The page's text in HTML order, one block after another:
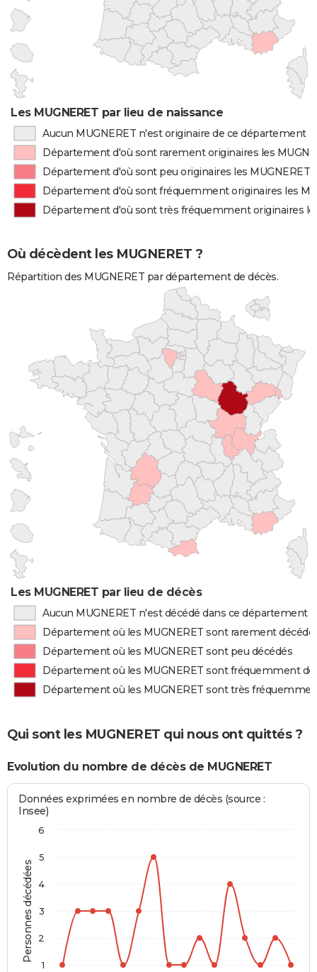
Les MUGNERET par lieu de naissance
Aucun MUGNERET n'est originaire de ce département
Département d'où sont rarement originaires les
Département d'où sont peu originaires les MUGNERET
Département d'où sont fréquemment originaires les
Département d'où sont très fréquemment originaires
Où décèdent les MUGNERET ?
Répartition des MUGNERET par département de décès.
Les MUGNERET par lieu de décès
Aucun MUGNERET n'est décédé dans ce département
Département où les MUGNERET sont rarement
Département où les MUGNERET sont peu décédés
Département où les MUGNERET sont fréquemment
Département où les MUGNERET sont très
Qui sont les MUGNERET qui nous ont quittés ?
Evolution du nombre de décès de MUGNERET
Personnes décédées
Données exprimées en nombre de décès (source :
Insee)
1
2
3
4
5
6